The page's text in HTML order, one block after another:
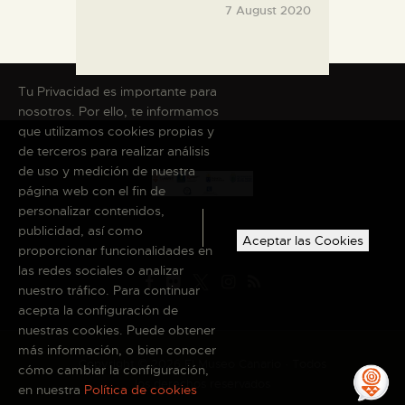
7 August 2020
Copyright © 2026 El Museo Canario · Todos
los derechos reservados
Tu Privacidad es importante para
nosotros. Por ello, te informamos
que utilizamos cookies propias y
de terceros para realizar análisis
de uso y medición de nuestra
página web con el fin de
personalizar contenidos,
publicidad, así como
proporcionar funcionalidades en
las redes sociales o analizar
nuestro tráfico. Para continuar
acepta la configuración de
nuestras cookies. Puede obtener
más información, o bien conocer
cómo cambiar la configuración,
en nuestra Política de cookies
Aceptar las Cookies